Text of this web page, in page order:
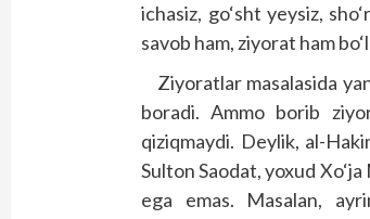
ichasiz, go‘sht yeysiz,
savob ham, ziyorat ham
Ziyoratlar masalasida
boradi. Ammo borib
qiziqmaydi. Deylik, al-
Sulton Saodat, yoxud
ega emas. Masalan,